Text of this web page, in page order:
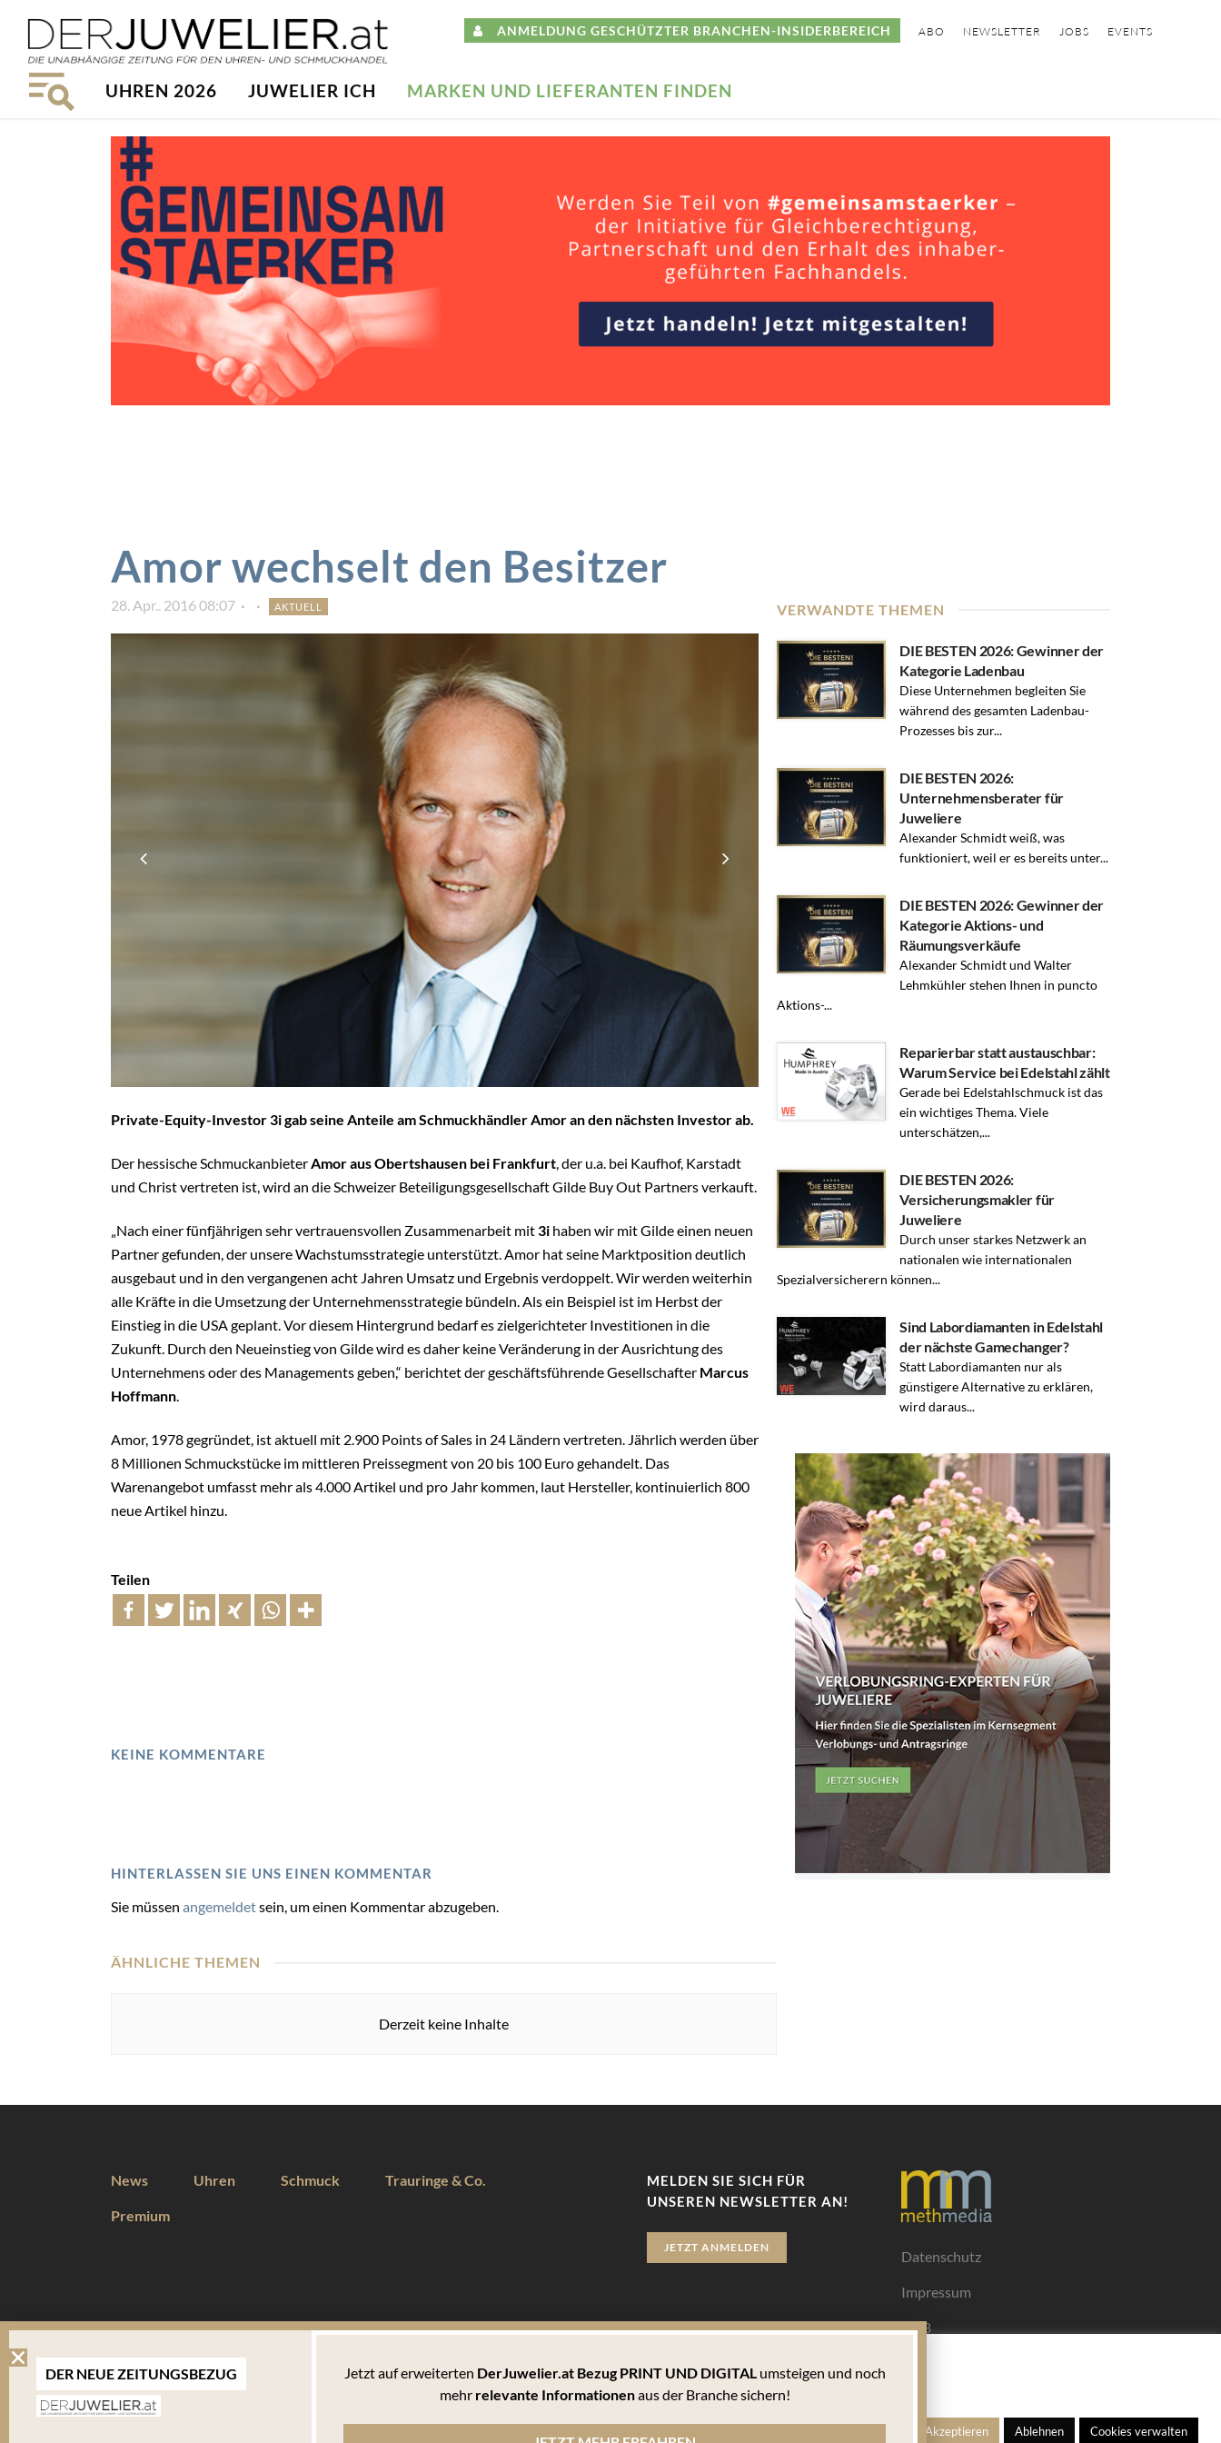
ANMELDUNG GESCHÜTZTER BRANCHEN-INSIDERBEREICH ABO NEWSLETTER JOBS EVENTS
UHREN 2026 JUWELIER ICH MARKEN UND LIEFERANTEN FINDEN
Amor wechselt den Besitzer
28. Apr.. 2016 08:07 AKTUELL
Private-Equity-Investor 3i gab seine Anteile am Schmuckhändler Amor an den nächsten Investor ab.
Der hessische SchmuckanbieterAmor aus Obertshausen bei Frankfurt, der u.a. bei Kaufhof, Karstadt
und Christ vertreten ist, wird an die Schweizer Beteiligungsgesellschaft Gilde Buy Out Partners verkauft.
„Nach einer fünfjährigen sehr vertrauensvollen Zusammenarbeit mit3i haben wir mit Gilde einen neuen
Partner gefunden, der unsere Wachstumsstrategie unterstützt. Amor hat seine Marktposition deutlich
ausgebaut und in den vergangenen acht Jahren Umsatz und Ergebnis verdoppelt. Wir werden weiterhin
alle Kräfte in die Umsetzung der Unternehmensstrategie bündeln. Als ein Beispiel ist im Herbst der
Einstieg in die USA geplant. Vor diesem Hintergrund bedarf es zielgerichteter Investitionen in die
Zukunft. Durch den Neueinstieg von Gilde wird es daher keine Veränderung in der Ausrichtung des
Unternehmens oder des Managements geben,“ berichtet der geschäftsführende Gesellschafter Marcus
Hoffmann.
Amor, 1978 gegründet, ist aktuell mit 2.900 Points of Sales in 24 Ländern vertreten. Jährlich werden über
8 Millionen Schmuckstücke im mittleren Preissegment von 20 bis 100 Euro gehandelt. Das
Warenangebot umfasst mehr als 4.000 Artikel und pro Jahr kommen, laut Hersteller, kontinuierlich 800
neue Artikel hinzu.
Teilen
KEINE KOMMENTARE
HINTERLASSEN SIE UNS EINEN KOMMENTAR
Sie müssen angemeldetsein, um einen Kommentar abzugeben.
VERWANDTE THEMEN
DIE BESTEN 2026: Gewinner der
Kategorie Ladenbau
Diese Unternehmen begleiten Sie
während des gesamten Ladenbau-
Prozesses bis zur...
DIE BESTEN 2026:
Unternehmensberater für
Juweliere
Alexander Schmidt weiß, was
funktioniert, weil er es bereits unter...
DIE BESTEN 2026: Gewinner der
Kategorie Aktions- und
Räumungsverkäufe
Alexander Schmidt und Walter
Lehmkühler stehen Ihnen in puncto
Aktions-...
Reparierbar statt austauschbar:
Warum Service bei Edelstahl zählt
Gerade bei Edelstahlschmuck ist das
ein wichtiges Thema. Viele
unterschätzen,...
DIE BESTEN 2026:
Versicherungsmakler für
Juweliere
Durch unser starkes Netzwerk an
nationalen wie internationalen
Spezialversicherern können...
Sind Labordiamanten in Edelstahl
der nächste Gamechanger?
Statt Labordiamanten nur als
günstigere Alternative zu erklären,
wird daraus...
ÄHNLICHE THEMEN
Derzeit keine Inhalte
News Uhren Schmuck Trauringe & Co.
Premium
MELDEN SIE SICH FÜR
UNSEREN NEWSLETTER AN!
JETZT ANMELDEN
Datenschutz
Impressum
AGB
DIESE WEBSEITE VERWENDET COOKIES
Wir verwenden Cookies um Ihnen eine optimale Benutzererfahrung zu bieten. Hierbei handelt es sich um kleine Textdateien, die auf Ihrem
Endgerät abgelegt werden. Um die Website weiterhin zu nutzen, können Sie sämtlichen Cookies zustimmen oder unter den Einstellungen
verwalten welche davon Sie akzeptieren.
Alle Akzeptieren Ablehnen Cookies verwalten
DER NEUE ZEITUNGSBEZUG Jetzt auf erweiterten DerJuwelier.at Bezug PRINT UND DIGITALumsteigen und noch
mehr relevante Informationenaus der Branche sichern!